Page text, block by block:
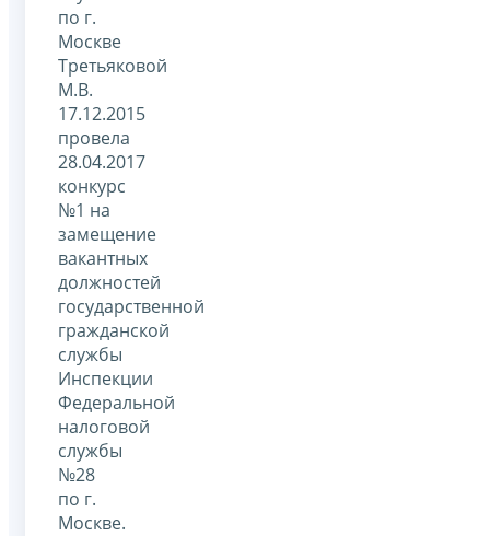
по г.
Москве
Третьяковой
М.В.
17.12.2015
провела
28.04.2017
конкурс
№1 на
замещение
вакантных
должностей
государственной
гражданской
службы
Инспекции
Федеральной
налоговой
службы
№28
по г.
Москве.